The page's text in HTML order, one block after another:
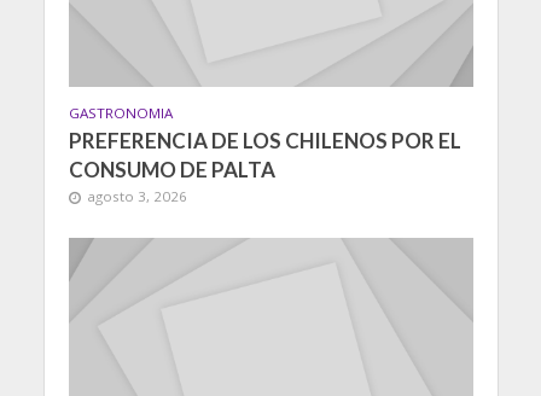
GASTRONOMIA
PREFERENCIA DE LOS CHILENOS POR EL
CONSUMO DE PALTA
agosto 3, 2026